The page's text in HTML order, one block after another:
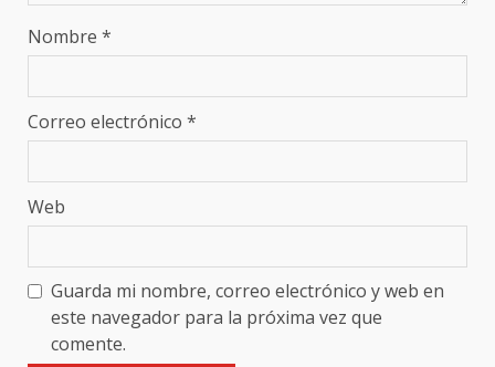
Nombre *
Correo electrónico *
Web
Guarda mi nombre, correo electrónico y web en
este navegador para la próxima vez que
comente.